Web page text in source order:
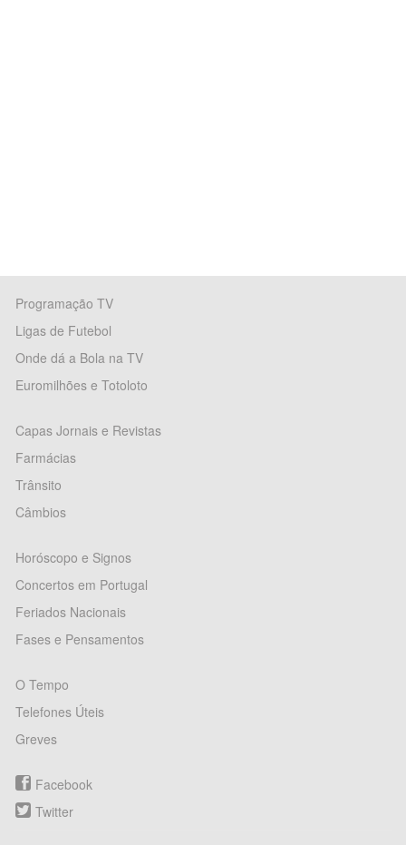
Programação TV
Ligas de Futebol
Onde dá a Bola na TV
Euromilhões e Totoloto
Capas Jornais e Revistas
Farmácias
Trânsito
Câmbios
Horóscopo e Signos
Concertos em Portugal
Feriados Nacionais
Fases e Pensamentos
O Tempo
Telefones Úteis
Greves
Facebook
Twitter